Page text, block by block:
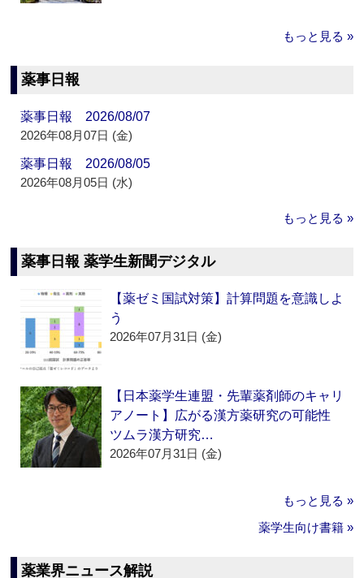
もっと見る »
薬事日報
薬事日報 2026/08/07
2026年08月07日 (金)
薬事日報 2026/08/05
2026年08月05日 (水)
もっと見る »
薬事日報 薬学生新聞デジタル
【薬ゼミ国試対策】計算問題を意識しよ
う
2026年07月31日 (金)
【日本薬学生連盟・先輩薬剤師のキャリ
アノート】広がる漢方薬研究の可能性
ツムラ漢方研究…
2026年07月31日 (金)
もっと見る »
薬学生向け書籍 »
薬業界ニュース解説